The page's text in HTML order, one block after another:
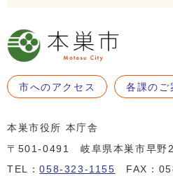
市へのアクセス 各課のご
本巣市役所 本庁舎
〒501-0491 岐阜県本巣市早野
TEL：058-323-1155 FAX：